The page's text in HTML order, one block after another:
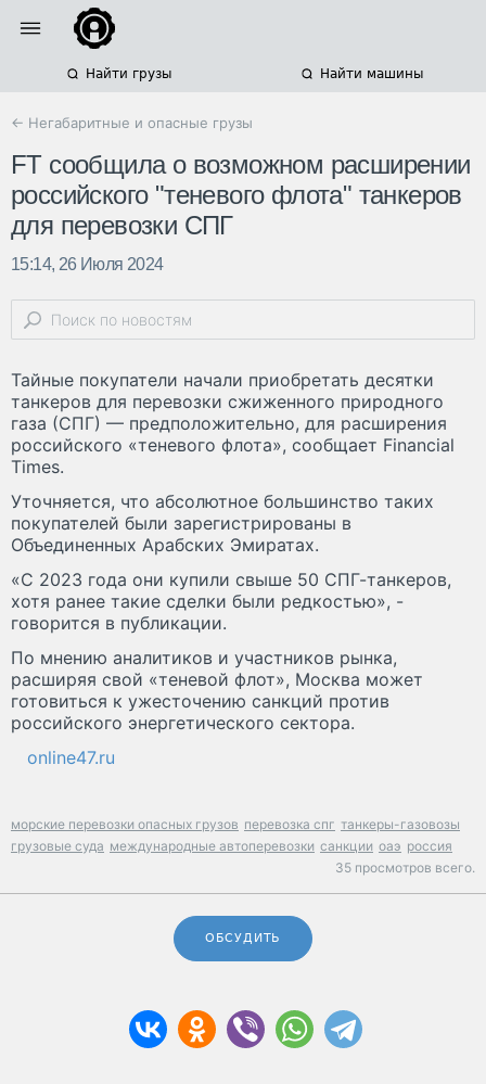
Найти грузы Найти машины
← Негабаритные и опасные грузы
FT сообщила о возможном расширении
российского "теневого флота" танкеров
для перевозки СПГ
15:14, 26 Июля 2024
Тайные покупатели начали приобретать десятки
танкеров для перевозки сжиженного природного
газа (СПГ) — предположительно, для расширения
российского «теневого флота», сообщает Financial
Times.
Уточняется, что абсолютное большинство таких
покупателей были зарегистрированы в
Объединенных Арабских Эмиратах.
«С 2023 года они купили свыше 50 СПГ-танкеров,
хотя ранее такие сделки были редкостью», -
говорится в публикации.
По мнению аналитиков и участников рынка,
расширяя свой «теневой флот», Москва может
готовиться к ужесточению санкций против
российского энергетического сектора.
online47.ru
морские перевозки опасных грузов перевозка спг танкеры-газовозы
грузовые суда международные автоперевозки санкции оаэ россия
35 просмотров всего.
ОБСУДИТЬ